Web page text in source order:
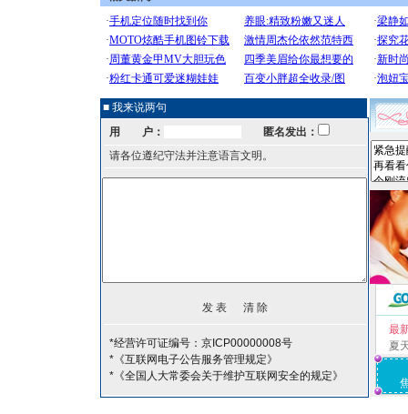
■ 我来说两句
用 户：
匿名发出：
请各位遵纪守法并注意语言文明。
*经营许可证编号：京ICP00000008号
*《互联网电子公告服务管理规定》
*《全国人大常委会关于维护互联网安全的规定》
最
夏